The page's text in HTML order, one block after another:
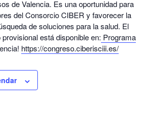
de Valencia. Es una oportunidad para
del Consorcio CIBER y favorecer la
de soluciones para la salud. El
está disponible en: Programa
https://congreso.ciberisciii.es/